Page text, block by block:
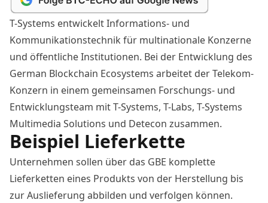
T-Systems entwickelt Informations- und
Kommunikationstechnik für multinationale Konzerne
und öffentliche Institutionen. Bei der Entwicklung des
German Blockchain Ecosystems arbeitet der Telekom-
Konzern in einem gemeinsamen Forschungs- und
Entwicklungsteam mit T-Systems, T-Labs, T-Systems
Multimedia Solutions und Detecon zusammen.
Beispiel Lieferkette
Unternehmen sollen über das GBE komplette
Lieferketten eines Produkts von der Herstellung bis
zur Auslieferung abbilden und verfolgen können.